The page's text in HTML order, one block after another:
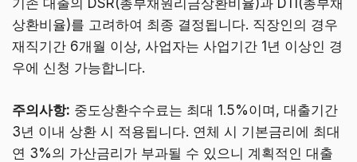
기존 대출의 DSR(총부채원리금상환비율)과 DTI(총부채
상환비율)를 고려하여 최종 결정됩니다. 직장인의 경우
재직기간 6개월 이상, 사업자는 사업기간 1년 이상인 경
우에 신청 가능합니다.
주의사항: 중도상환수수료는 최대 1.5%이며, 대출기간
3년 이내 상환 시 적용됩니다. 연체 시 기본금리에 최대
연 3%의 가산금리가 부과될 수 있으니 계획적인 대출